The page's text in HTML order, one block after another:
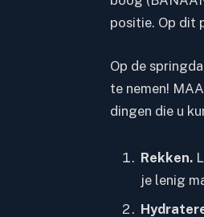
positie. Op dit
Op de
te nemen!
dingen die u
Rekken.
je lenig